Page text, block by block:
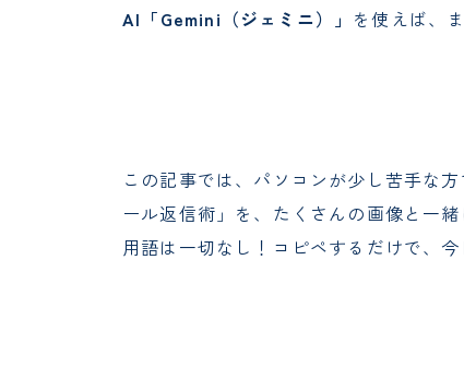
AI「Gemini（ジェミニ）」 を使えば、
この記事では、パソコンが少し苦手な
ール返信術」を、たくさんの画像と一
用語は一切なし！コピペするだけで、